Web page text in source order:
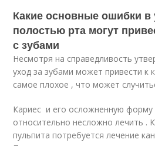
Какие основные ошибки в
полостью рта могут
с зубами
Несмотря на справедливость
уход за зубами может привести к
самое плохое , что может
Кариес и его осложненную
относительно несложно лечить .
пульпита потребуется лечение